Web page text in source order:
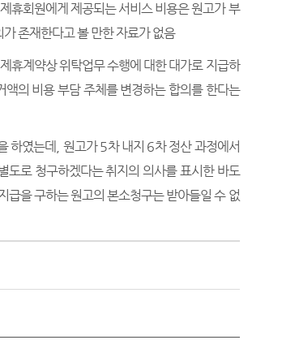
휴회원에게 제공되는 서비스 비용은 원고가 부
존재한다고 볼 만한 자료가 없음
휴계약상 위탁업무 수행에 대한 대가로 지급하
액의 비용 부담 주체를 변경하는 합의를 한다는
하였는데 ,원고가5차 내지 6차 정산 과정에서
도로 청구하겠다는 취지의 의사를 표시한 바도
급을 구하는 원고의 본소청구는 받아들일 수 없